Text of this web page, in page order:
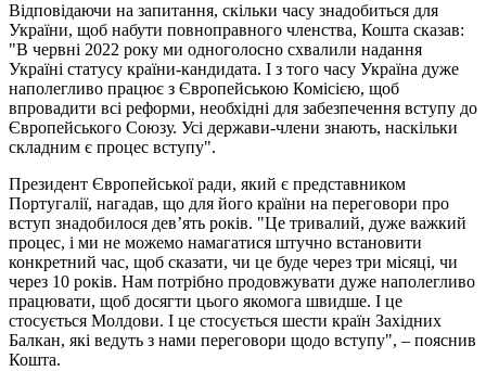
Відповідаючи на запитання, скільки часу знадобиться для
України, щоб набути повноправного членства, Кошта сказав:
"В червні 2022 року ми одноголосно схвалили надання
Україні статусу країни-кандидата. І з того часу Україна дуже
наполегливо працює з Європейською Комісією, щоб
впровадити всі реформи, необхідні для забезпечення вступу до
Європейського Союзу. Усі держави-члени знають, наскільки
складним є процес вступу".
Президент Європейської ради, який є представником
Португалії, нагадав, що для його країни на переговори про
вступ знадобилося дев’ять років. "Це тривалий, дуже важкий
процес, і ми не можемо намагатися штучно встановити
конкретний час, щоб сказати, чи це буде через три місяці, чи
через 10 років. Нам потрібно продовжувати дуже наполегливо
працювати, щоб досягти цього якомога швидше. І це
стосується Молдови. І це стосується шести країн Західних
Балкан, які ведуть з нами переговори щодо вступу", – пояснив
Кошта.